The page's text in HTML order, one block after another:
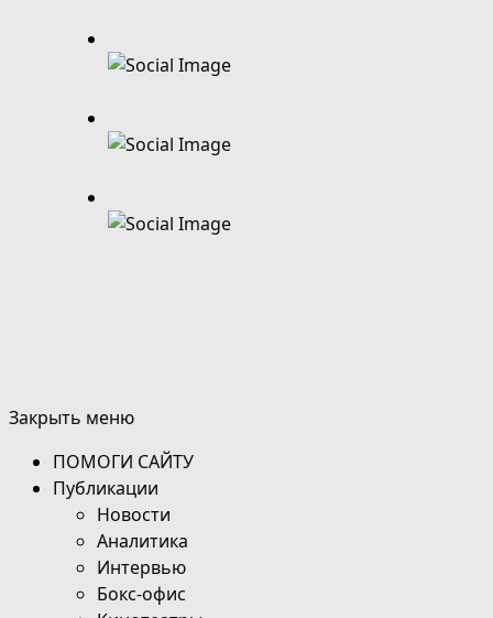
Закрыть меню
ПОМОГИ САЙТУ
Публикации
Новости
Аналитика
Интервью
Бокс-офис